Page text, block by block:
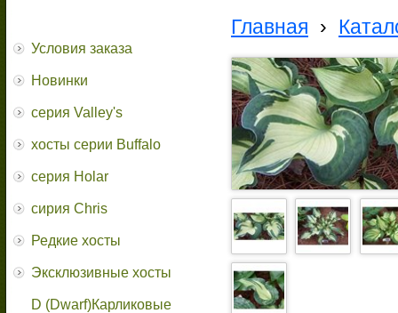
Условия заказа
Новинки
серия Valley's
хосты серии Buffalo
серия Holar
сирия Chris
Редкие хосты
Эксклюзивные хосты
D (Dwarf)Карликовые
Главная ›